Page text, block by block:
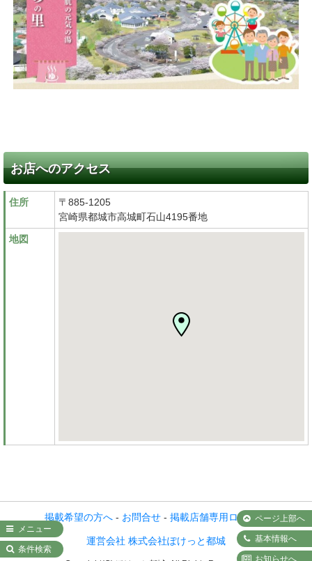
メニュー
条件検索
ページ上部へ
基本情報へ
お知らせへ
お店へのアクセス
住所
〒885-1205
宮崎県都城市高城町石山4195番地
地図
掲載希望の方へ - お問合せ - 掲載店舗専用ログイン
運営会社 株式会社ぽけっと都城